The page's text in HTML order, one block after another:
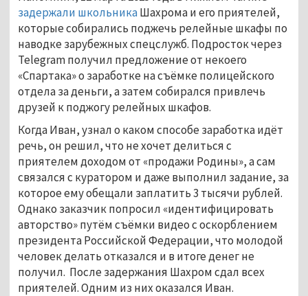
задержали школьника Шахрома и его приятелей,
которые собирались поджечь релейные шкафы по
наводке зарубежных спецслужб. Подросток через
Telegram получил предложение от некоего
«Спартака» о заработке на съёмке полицейского
отдела за деньги, а затем собирался привлечь
друзей к поджогу релейных шкафов.
Когда Иван, узнал о каком способе заработка идёт
речь, он решил, что не хочет делиться с
приятелем доходом от «продажи Родины», а сам
связался с куратором и даже выполнил задание, за
которое ему обещали заплатить 3 тысячи рублей.
Однако заказчик попросил «идентифицировать
авторство» путём съёмки видео с оскорблением
президента Российской Федерации, что молодой
человек делать отказался и в итоге денег не
получил.  После задержания Шахром сдал всех
приятелей. Одним из них оказался Иван.